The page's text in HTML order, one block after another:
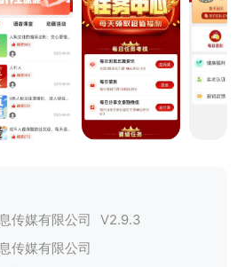
传媒有限公司 V2.9.3
传媒有限公司